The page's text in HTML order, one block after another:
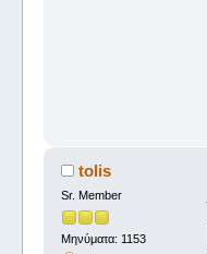
tolis
Sr. Member
Μηνύματα: 1153